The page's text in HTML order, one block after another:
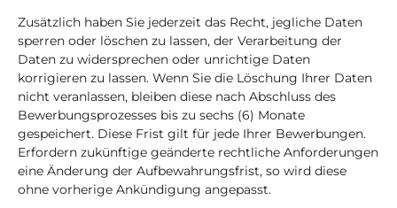
Zusätzlich haben Sie jederzeit das Recht, jegliche Daten
sperren oder löschen zu lassen, der Verarbeitung der
Daten zu widersprechen oder unrichtige Daten
korrigieren zu lassen. Wenn Sie die Löschung Ihrer Daten
nicht veranlassen, bleiben diese nach Abschluss des
Bewerbungsprozesses bis zu sechs (6) Monate
gespeichert. Diese Frist gilt für jede Ihrer Bewerbungen.
Erfordern zukünftige geänderte rechtliche Anforderungen
eine Änderung der Aufbewahrungsfrist, so wird diese
ohne vorherige Ankündigung angepasst.